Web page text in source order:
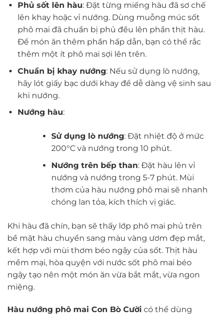
Phủ sốt lên hàu: Đặt từng miếng hàu đã sơ chế
lên khay hoặc vỉ nướng. Dùng muỗng múc sốt
phô mai đã chuẩn bị phủ đều lên phần thịt hàu.
Để món ăn thêm phần hấp dẫn, bạn có thể rắc
thêm một ít phô mai sợi lên trên.
Chuẩn bị khay nướng: Nếu sử dụng lò nướng,
hãy lót giấy bạc dưới khay để dễ dàng vệ sinh sau
khi nướng.
Nướng hàu:
Sử dụng lò nướng: Đặt nhiệt độ ở mức
200°C và nướng trong 10 phút.
Nướng trên bếp than: Đặt hàu lên vỉ
nướng và nướng trong 5-7 phút. Mùi
thơm của hàu nướng phô mai sẽ nhanh
chóng lan tỏa, kích thích vị giác.
Khi hàu đã chín, bạn sẽ thấy lớp phô mai phủ trên
bề mặt hàu chuyển sang màu vàng ươm đẹp mắt,
kết hợp với mùi thơm béo ngậy của sốt. Thịt hàu
mềm mại, hòa quyện với nước sốt phô mai béo
ngậy tạo nên một món ăn vừa bắt mắt, vừa ngon
miệng.
Hàu nướng phô mai Con Bò Cười có thể dùng